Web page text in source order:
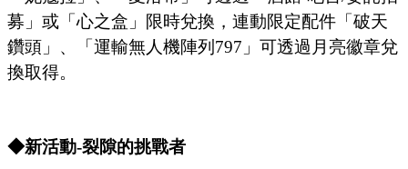
募」或「心之盒」限時兌換，連動限定配件 「 破天
鑽頭 」、「 運輸無人機陣列 797 」 可透過月亮徽章兌
換取得。
◆新活動-裂隙的挑戰者